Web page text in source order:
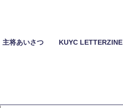
主将あいさつ KUYC LETTERZINE